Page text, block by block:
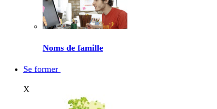
Noms de famille
Se former
X